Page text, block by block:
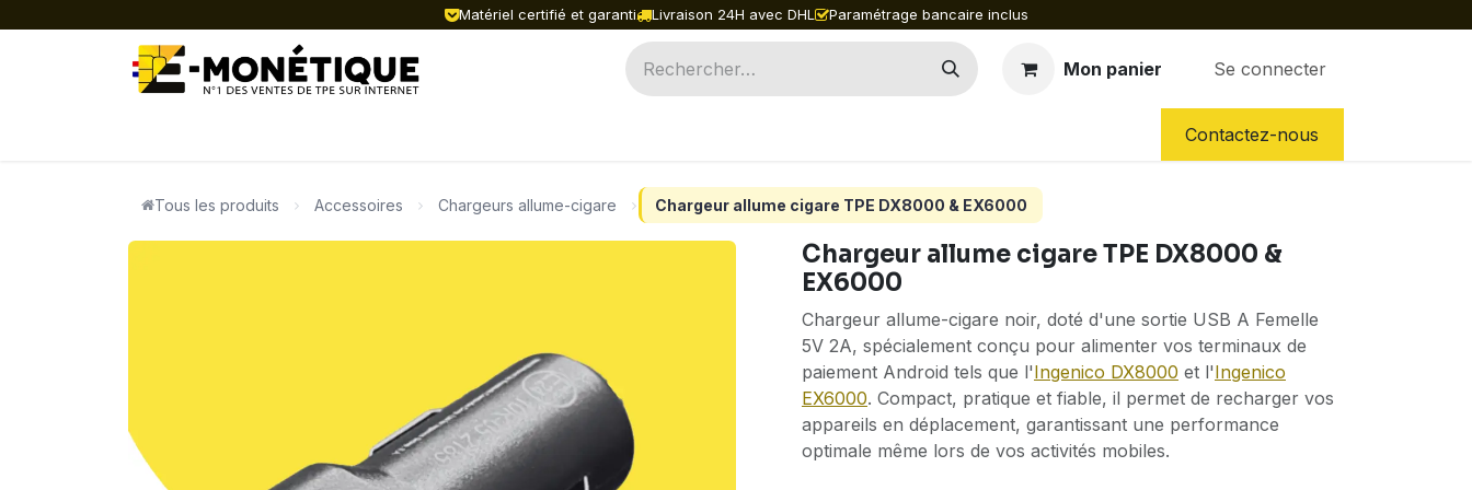
Matériel certifié et garanti Livraison 24H avec DHL Paramétrage bancaire inclus
Mon panier Se connecter
NOS SERVICES
Contactez-nous
Tous les produits Accessoires Chargeurs allume-cigare Chargeur allume cigare TPE DX8000 & EX6000
Chargeur allume cigare TPE DX8000 &
EX6000
Chargeur allume-cigare noir, doté d'une sortie USB A Femelle
5V 2A, spécialement conçu pour alimenter vos terminaux de
paiement Android tels que l'Ingenico DX8000 et l'Ingenico
EX6000. Compact, pratique et fiable, il permet de recharger vos
appareils en déplacement, garantissant une performance
optimale même lors de vos activités mobiles.